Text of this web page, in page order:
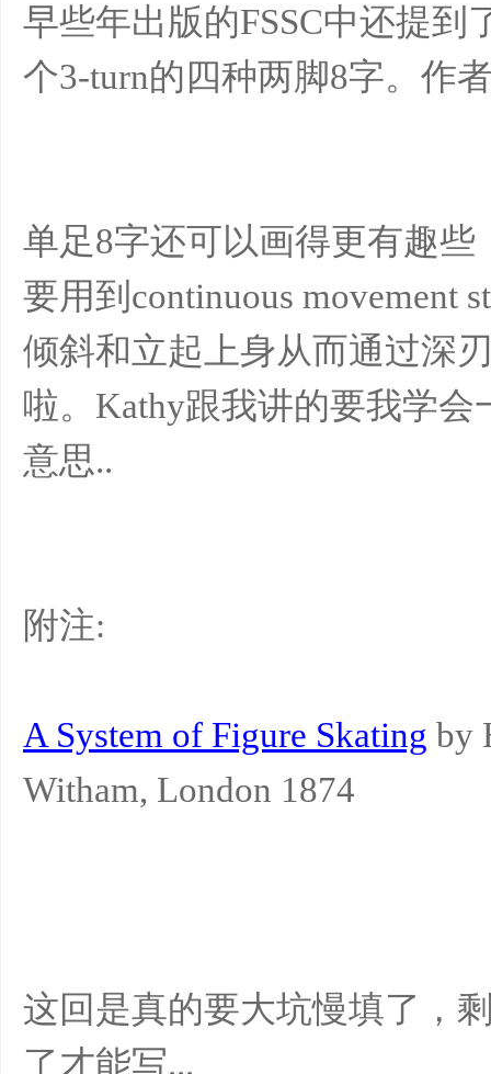
早些年出版的FSSC中还提
个3-turn的四种两脚8字。作
单足8字还可以画得更有趣些
要用到continuous movement
倾斜和立起上身从而通过深
啦。Kathy跟我讲的要我学会
意思..
附注:
A System of Figure Skating by
Witham, London 1874
这回是真的要大坑慢填了，
了才能写...